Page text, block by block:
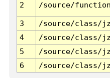
2 /source/
3 /source/class/
4
/source/class/
5
/source/class/
6
/source/class/